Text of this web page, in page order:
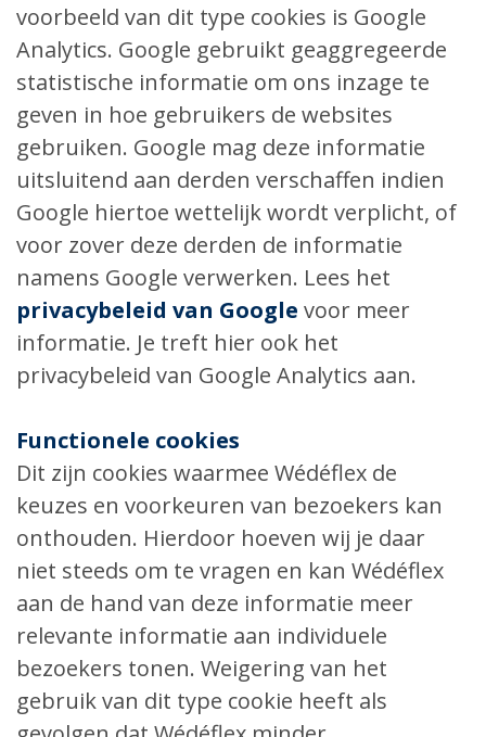
voorbeeld van dit type cookies is Google
Analytics. Google gebruikt geaggregeerde
statistische informatie om ons inzage te
geven in hoe gebruikers de websites
gebruiken. Google mag deze informatie
uitsluitend aan derden verschaffen indien
Google hiertoe wettelijk wordt verplicht, of
voor zover deze derden de informatie
namens Google verwerken. Lees het
privacybeleid van Google voor meer
informatie. Je treft hier ook het
privacybeleid van Google Analytics aan.
Functionele cookies
Dit zijn cookies waarmee Wédéflex de
keuzes en voorkeuren van bezoekers kan
onthouden. Hierdoor hoeven wij je daar
niet steeds om te vragen en kan Wédéflex
aan de hand van deze informatie meer
relevante informatie aan individuele
bezoekers tonen. Weigering van het
gebruik van dit type cookie heeft als